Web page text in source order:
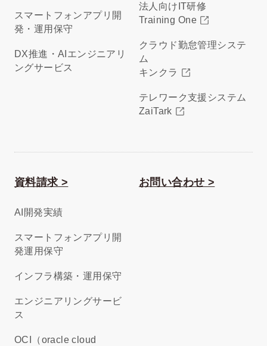
スマートフォンアプリ開
発・運用保守
DX推進・AIエンジニアリ
ングサービス
法人向けIT研修
Training One
クラウド勤怠管理システ
ム
キンクラ
テレワーク支援システム
ZaiTark
資料請求 >
AI開発実績
スマートフォンアプリ開
発運用保守
インフラ構築・運用保守
エンジニアリングサービ
ス
OCI（oracle cloud
お問い合わせ >